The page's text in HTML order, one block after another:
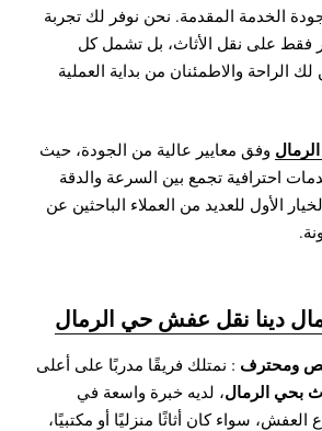
الخدمة المقدمة. نحن نوفر لك تجربة
فقط على نقل الأثاث، بل تشمل كل
الراحة والاطمئنان من بداية العملية
وفق معايير عالية من الجودة، حيث
احترافية تجمع بين السرعة والدقة
الأول للعديد من العملاء الباحثين عن
دينا نقل عفش حي الرمال
ومحترف : نمتلك فريقًا مدربًا على أعلى
بحي الرمال، لديه خبرة واسعة في
العفش، سواء كان أثاثًا منزليًا أو مكتبيًا،